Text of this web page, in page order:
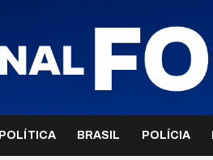
POLÍTICA BRASIL POLÍCIA